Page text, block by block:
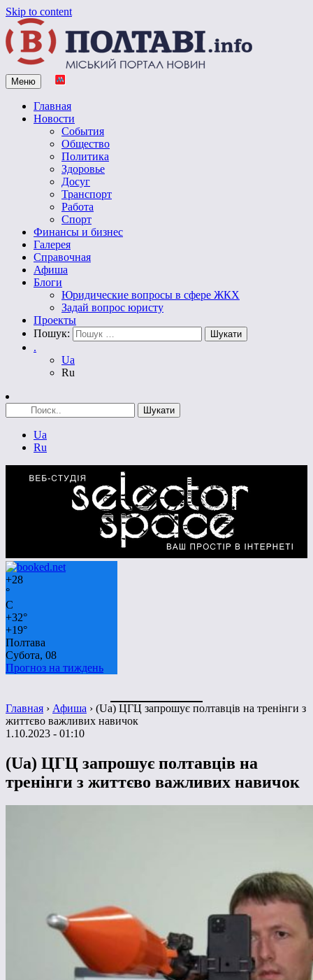
Skip to content
Vpoltave.info
Полтавский портал новостей
Меню
Главная
Новости
События
Общество
Политика
Здоровье
Досуг
Транспорт
Работа
Спорт
Финансы и бизнес
Галерея
Справочная
Афиша
Блоги
Юридические вопросы в сфере ЖКХ
Задай вопрос юристу
Проекты
Пошук:
.
Ua
Ru
Ua
Ru
+28
°
C
+32°
+19°
Полтава
Субота, 08
Прогноз на тиждень
Главная › Афиша › (Ua) ЦГЦ запрошує полтавців на тренінги з
життєво важливих навичок
1.10.2023 - 01:10
(Ua) ЦГЦ запрошує полтавців на
тренінги з життєво важливих навичок